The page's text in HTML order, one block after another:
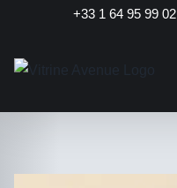
contenu
+33 1 64 95 99 02